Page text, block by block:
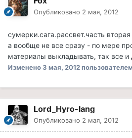
Опубликовано 2 мая, 2012
сумерки.сага.рассвет.часть
а вообще не все сразу - по мере
материалы выкладывать, так все
Изменено3 мая, 2012
Lord_Hyro-lang
Опубликовано 2 мая, 2012